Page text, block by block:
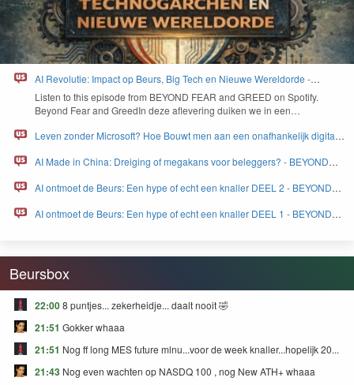
AI Revolutie: Impact op Beurs, Big Tech en Nieuwe Wereldorde -
BEYOND FEAR and GREED
Lis­ten to this episode from BEYOND FEAR and GREED on Spo­ti­fy.
Beyond Fear and Greed­In deze aflev­er­ing duiken we in een…
Leven zonder Microsoft? Hoe Bouwt men aan een onafhankelijk digitaal
AI Made in China: Dreiging of megakans voor beleggers? - BEYOND
AI ontmoet de Beurs: Een hype of echt een knaller DEEL 2 - BEYOND
AI ontmoet de Beurs: Een hype of echt een knaller DEEL 1 - BEYOND
Beursbox
22:008 puntjes... zekerheidje... daalt nooit 🤣
21:51 Gokker whaaa
21:51 Nog ff long MES future mlnu...voor de week knaller...hopelijk 20...
21:43 Nog even wachten op NASDQ 100 , nog New ATH+ whaaa